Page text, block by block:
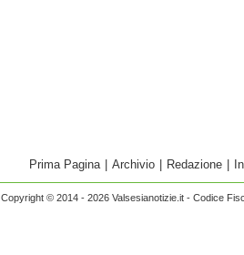
Prima Pagina Archivio Redazione
Copyright © 2014 - 2026 Valsesianotizie.it - Codice